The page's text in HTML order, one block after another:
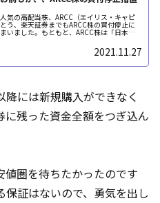
気の高配当株、ARCC（エイリス・キャピ
う、楽天証券までもARCC株の買付停止に
いました。もともと、ARCC株は「日本国
しては運用会社もしくは発行体から金融庁
2021.11.27
には新規購入ができなく
残った資金全額をつぎ込ん
圏を待ちたかったのです
証はないので、勇気を出し